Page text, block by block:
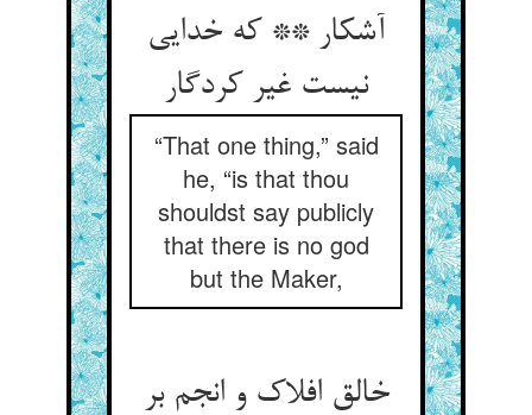
آشکار ** که خدایی
نیست غیر کردگار
“That one thing,” said
he, “is that thou
shouldst say publicly
that there is no god
but the Maker,
خالق افلاک و انجم بر